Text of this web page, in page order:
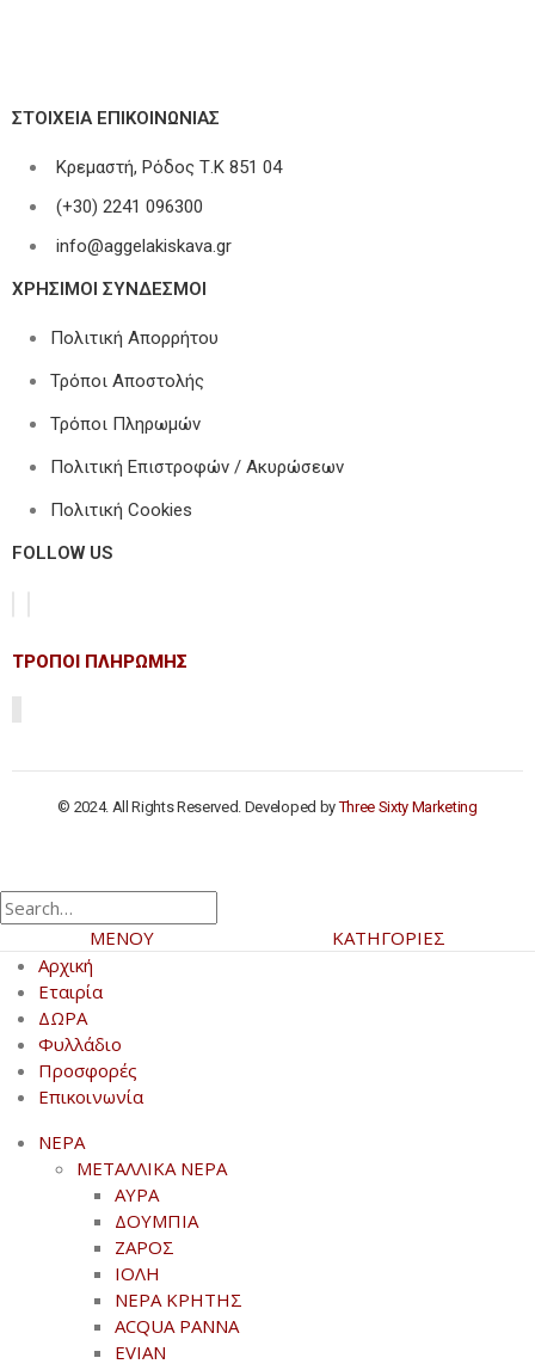
ΣΤΟΙΧΕΊΑ ΕΠΙΚΟΙΝΩΝΊΑΣ
Κρεμαστή, Ρόδος Τ.Κ 851 04
(+30) 2241 096300
info@aggelakiskava.gr
ΧΡΗΣΙΜΟΙ ΣΥΝΔΕΣΜΟΙ
Πολιτική Απορρήτου
Τρόποι Αποστολής
Τρόποι Πληρωμών
Πολιτική Επιστροφών / Ακυρώσεων
Πολιτική Cookies
FOLLOW US
ΤΡΟΠΟΙ ΠΛΗΡΩΜΗΣ
© 2024. All Rights Reserved. Developed byThree Sixty Marketing
ΜΕΝΟΥ
ΚΑΤΗΓΟΡΙΕΣ
Αρχική
Εταιρία
ΔΩΡΑ
Φυλλάδιο
Προσφορές
Επικοινωνία
ΝΕΡΑ
ΜΕΤΑΛΛΙΚΑ ΝΕΡΑ
ΑΥΡΑ
ΔΟΥΜΠΙΑ
ΖΑΡΟΣ
ΙΟΛΗ
ΝΕΡΑ ΚΡΗΤΗΣ
ACQUA PANNA
EVIAN